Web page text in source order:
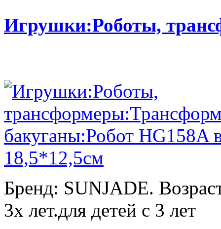
Игрушки:Роботы,
Бренд: SUNJADE.
3х лет.для детей с 3 лет